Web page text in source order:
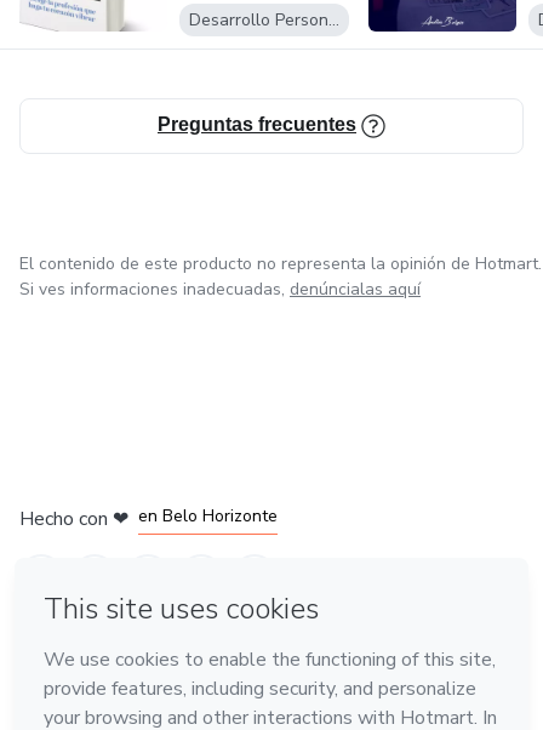
Desarrollo Personal
Preguntas frecuentes
El contenido de este producto no representa la opinión de Hotmart.
Si ves informaciones inadecuadas, denúncialas aquí
Hecho con ❤ en Belo Horizonte
Conoce Hotmart
Idioma